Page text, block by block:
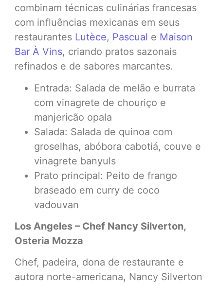
combinam técnicas culinárias francesas
com influências mexicanas em seus
restaurantes Lutèce, Pascual e Maison
Bar À Vins, criando pratos sazonais
refinados e de sabores marcantes.
Entrada: Salada de melão e burrata
com vinagrete de chouriço e
manjericão opala
Salada: Salada de quinoa com
groselhas, abóbora cabotiá, couve e
vinagrete banyuls
Prato principal: Peito de frango
braseado em curry de coco
vadouvan
Los Angeles – Chef Nancy Silverton,
Osteria Mozza
Chef, padeira, dona de restaurante e
autora norte-americana, Nancy Silverton